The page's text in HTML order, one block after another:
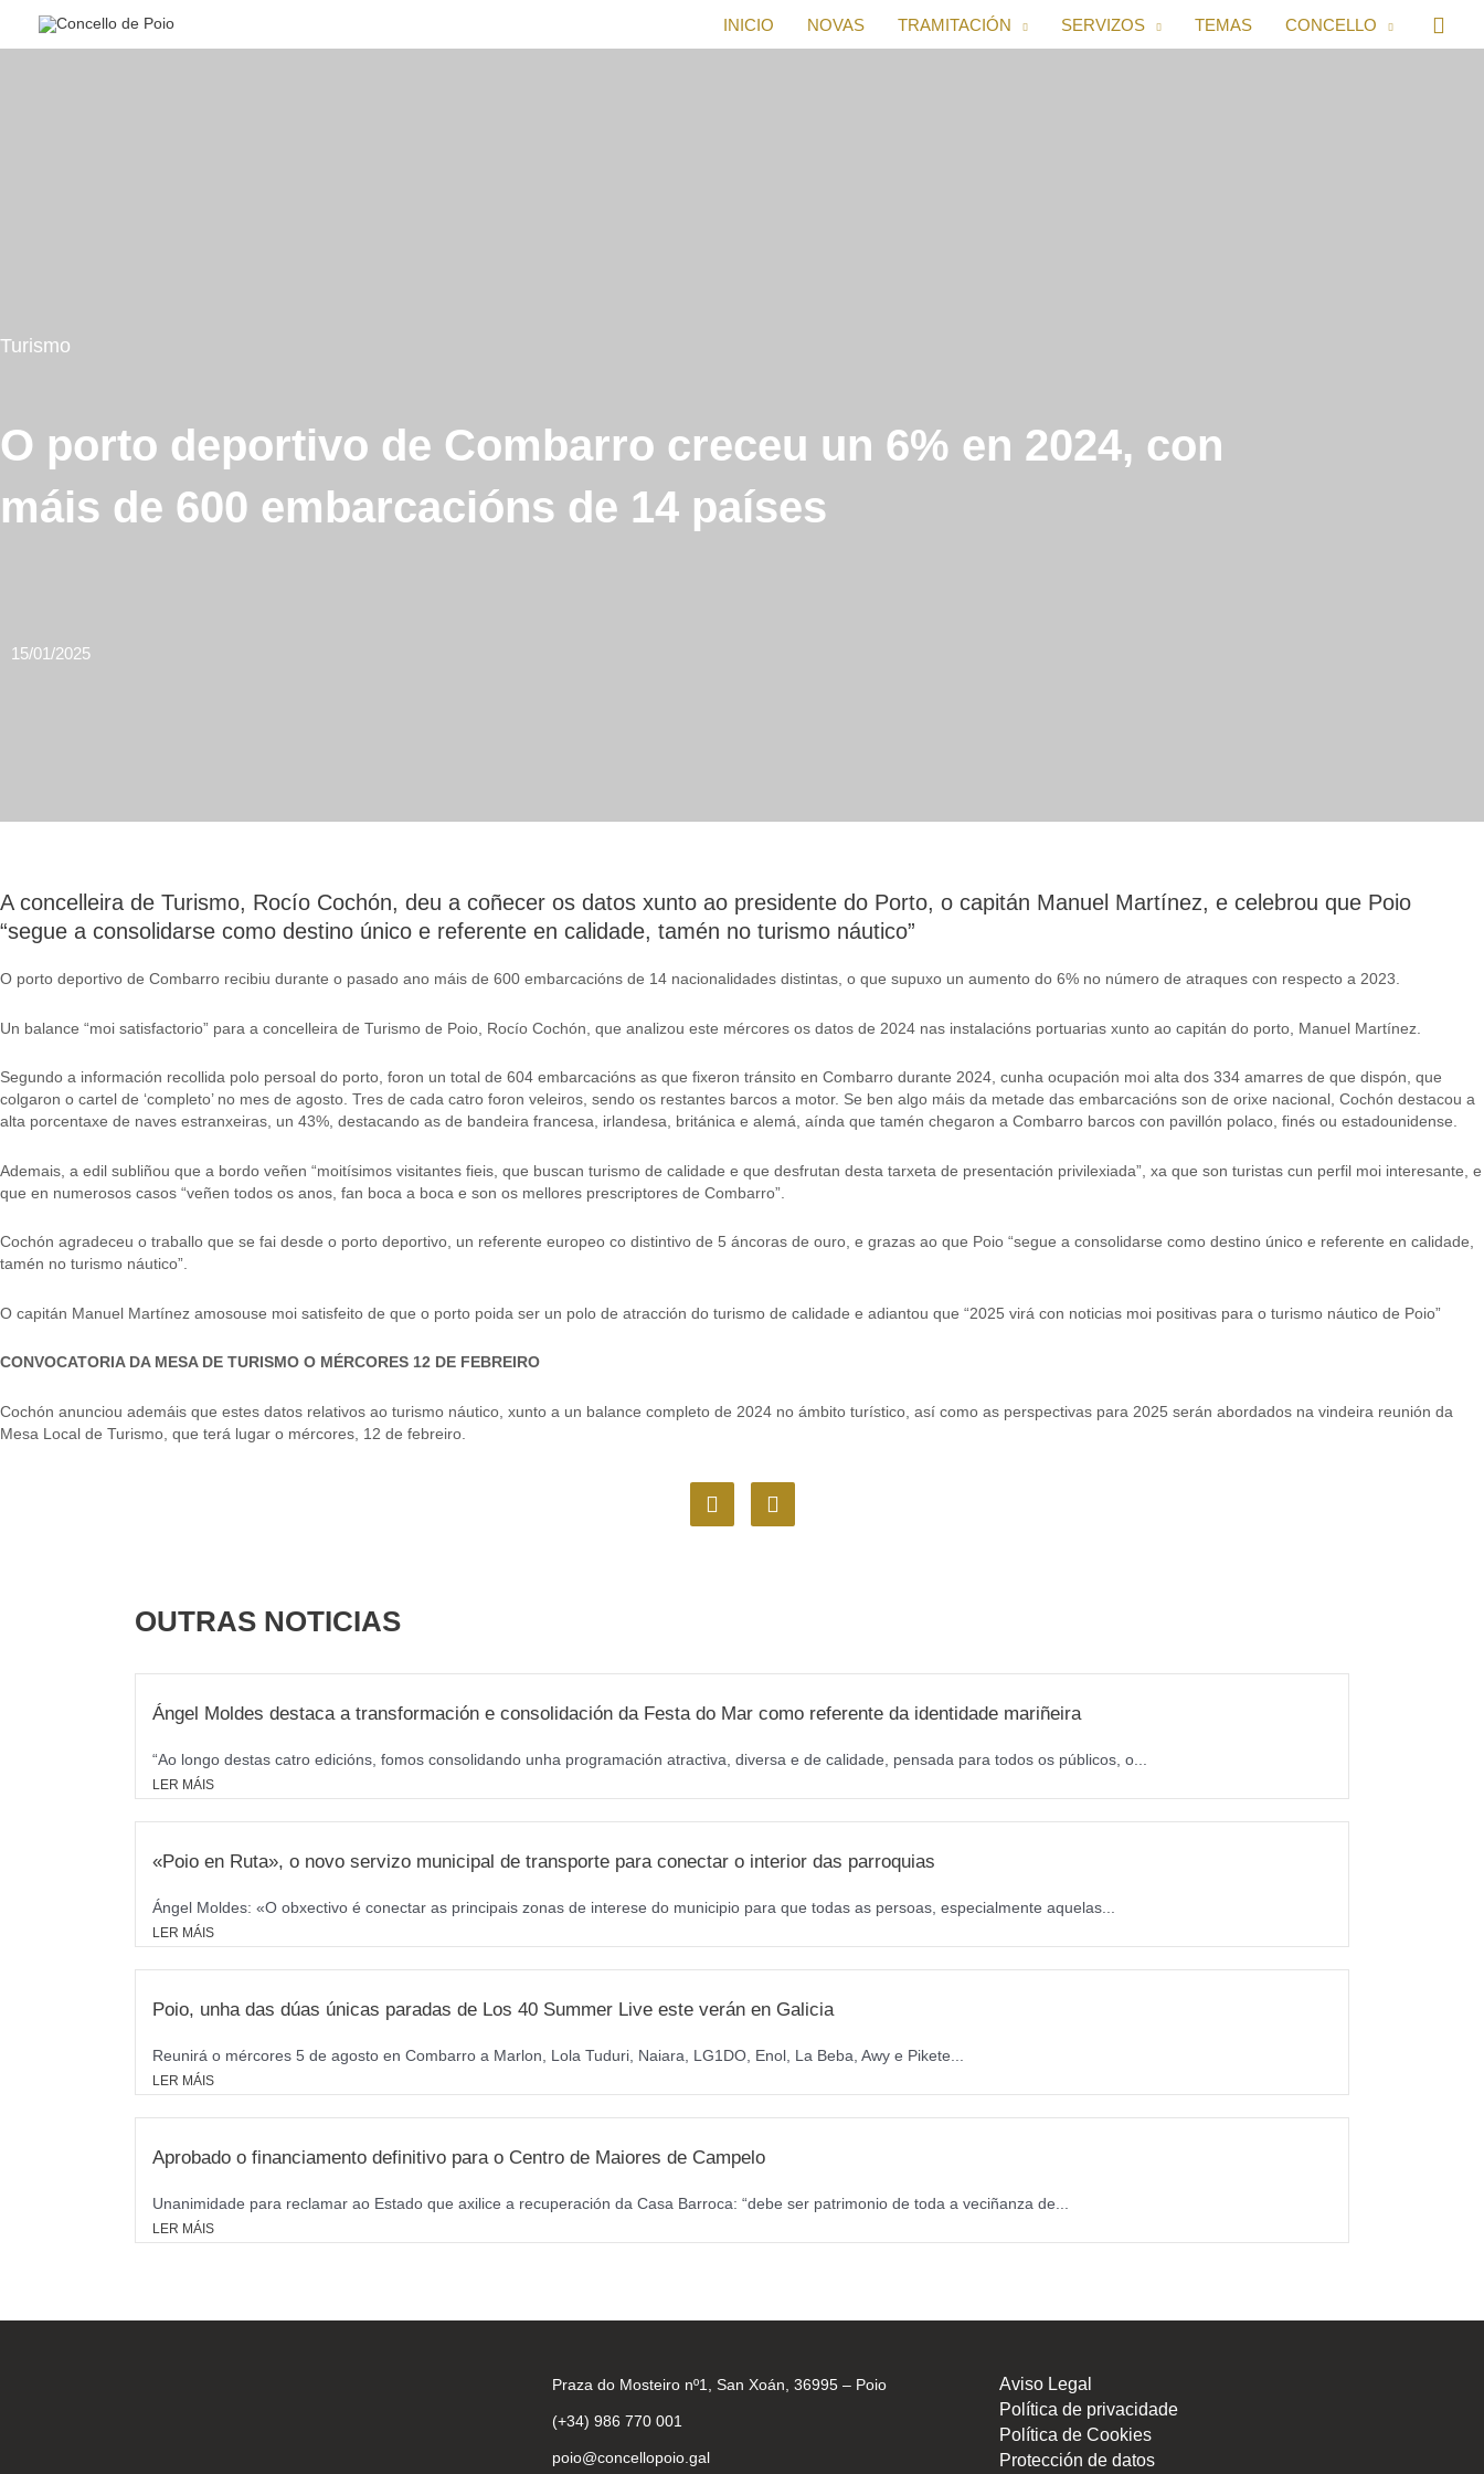
INICIO NOVAS TRAMITACIÓN SERVIZOS TEMAS CONCELLO
Turismo
O porto deportivo de Combarro creceu un 6% en 2024, con
máis de 600 embarcacións de 14 países
15/01/2025
A concelleira de Turismo, Rocío Cochón, deu a coñecer os datos xunto ao presidente do Porto, o capitán Manuel Martínez, e celebrou que Poio
“segue a consolidarse como destino único e referente en calidade, tamén no turismo náutico”
O porto deportivo de Combarro recibiu durante o pasado ano máis de 600 embarcacións de 14 nacionalidades distintas, o que supuxo un aumento do 6% no número de atraques con respecto a 2023.
Un balance “moi satisfactorio” para a concelleira de Turismo de Poio, Rocío Cochón, que analizou este mércores os datos de 2024 nas instalacións portuarias xunto ao capitán do porto, Manuel Martínez.
Segundo a información recollida polo persoal do porto, foron un total de 604 embarcacións as que fixeron tránsito en Combarro durante 2024, cunha ocupación moi alta dos 334 amarres de que dispón, que
colgaron o cartel de ‘completo’ no mes de agosto. Tres de cada catro foron veleiros, sendo os restantes barcos a motor. Se ben algo máis da metade das embarcacións son de orixe nacional, Cochón destacou a
alta porcentaxe de naves estranxeiras, un 43%, destacando as de bandeira francesa, irlandesa, británica e alemá, aínda que tamén chegaron a Combarro barcos con pavillón polaco, finés ou estadounidense.
Ademais, a edil subliñou que a bordo veñen “moitísimos visitantes fieis, que buscan turismo de calidade e que desfrutan desta tarxeta de presentación privilexiada”, xa que son turistas cun perfil moi interesante, e
que en numerosos casos “veñen todos os anos, fan boca a boca e son os mellores prescriptores de Combarro”.
Cochón agradeceu o traballo que se fai desde o porto deportivo, un referente europeo co distintivo de 5 áncoras de ouro, e grazas ao que Poio “segue a consolidarse como destino único e referente en calidade,
tamén no turismo náutico”.
O capitán Manuel Martínez amosouse moi satisfeito de que o porto poida ser un polo de atracción do turismo de calidade e adiantou que “2025 virá con noticias moi positivas para o turismo náutico de Poio”
CONVOCATORIA DA MESA DE TURISMO O MÉRCORES 12 DE FEBREIRO
Cochón anunciou ademáis que estes datos relativos ao turismo náutico, xunto a un balance completo de 2024 no ámbito turístico, así como as perspectivas para 2025 serán abordados na vindeira reunión da
Mesa Local de Turismo, que terá lugar o mércores, 12 de febreiro.
F
a
I
n
m
OUTRAS NOTICIAS
Ángel Moldes destaca a transformación e consolidación da Festa do Mar como referente da identidade mariñeira
“Ao longo destas catro edicións, fomos consolidando unha programación atractiva, diversa e de calidade, pensada para todos os públicos, o...
LER MÁIS
«Poio en Ruta», o novo servizo municipal de transporte para conectar o interior das parroquias
Ángel Moldes: «O obxectivo é conectar as principais zonas de interese do municipio para que todas as persoas, especialmente aquelas...
LER MÁIS
Poio, unha das dúas únicas paradas de Los 40 Summer Live este verán en Galicia
Reunirá o mércores 5 de agosto en Combarro a Marlon, Lola Tuduri, Naiara, LG1DO, Enol, La Beba, Awy e Pikete...
LER MÁIS
Aprobado o financiamento definitivo para o Centro de Maiores de Campelo
Unanimidade para reclamar ao Estado que axilice a recuperación da Casa Barroca: “debe ser patrimonio de toda a veciñanza de...
LER MÁIS
Praza do Mosteiro nº1, San Xoán, 36995 – Poio
(+34) 986 770 001
poio@concellopoio.gal
Aviso Legal
Política de privacidade
Política de Cookies
Protección de datos